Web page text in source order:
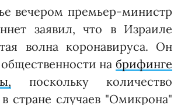
вечером премьер-министр
заявил, что в Израиле
волна коронавируса. Он
на брифинге
поскольку количество
стране случаев "Омикрона"